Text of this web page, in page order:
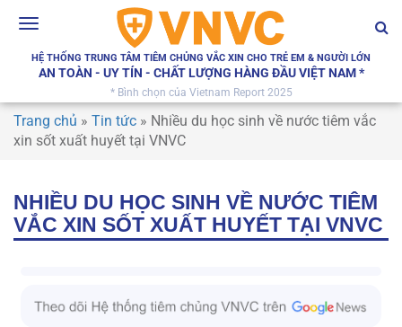
Toggle
HỆ THỐNG TRUNG TÂM TIÊM CHỦNG VẮC XIN CHO TRẺ EM & NGƯỜI LỚN
AN TOÀN - UY TÍN - CHẤT LƯỢNG HÀNG ĐẦU VIỆT NAM *
* Bình chọn của Vietnam Report 2025
Trang chủ » Tin tức » Nhiều du học sinh về nước tiêm vắc
xin sốt xuất huyết tại VNVC
NHIỀU DU HỌC SINH VỀ NƯỚC TIÊM
VẮC XIN SỐT XUẤT HUYẾT TẠI VNVC